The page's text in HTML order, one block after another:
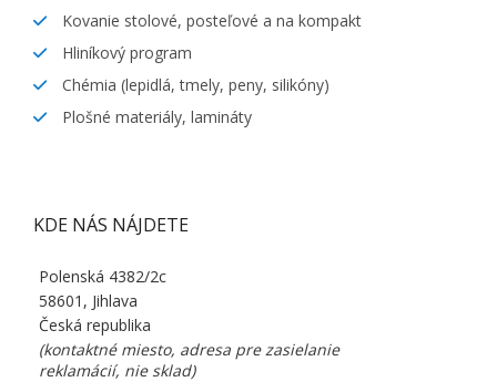
Kovanie stolové, posteľové a na kompakt
Hliníkový program
Chémia (lepidlá, tmely, peny, silikóny)
Plošné materiály, lamináty
KDE NÁS NÁJDETE
Polenská 4382/2c
58601, Jihlava
Česká republika
(kontaktné miesto, adresa pre zasielanie
reklamácií, nie sklad)